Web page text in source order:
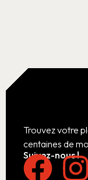
Trouvez votre
centaines de
Suivez-nous !